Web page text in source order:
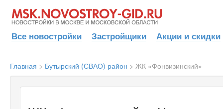
Все новостройки Застройщики Акции и скидки
Главная > Бутырский (СВАО) район > ЖК «Фонвизинский»